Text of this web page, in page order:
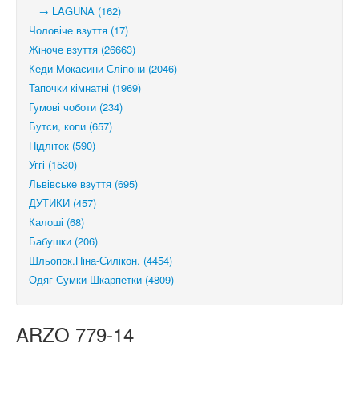
→ LAGUNA (162)
Чоловіче взуття (17)
Жіноче взуття (26663)
Кеди-Мокасини-Сліпони (2046)
Тапочки кімнатні (1969)
Гумові чоботи (234)
Бутси, копи (657)
Підліток (590)
Уггі (1530)
Львівське взуття (695)
ДУТИКИ (457)
Калоші (68)
Бабушки (206)
Шльопок.Піна-Силікон. (4454)
Одяг Сумки Шкарпетки (4809)
ARZO 779-14